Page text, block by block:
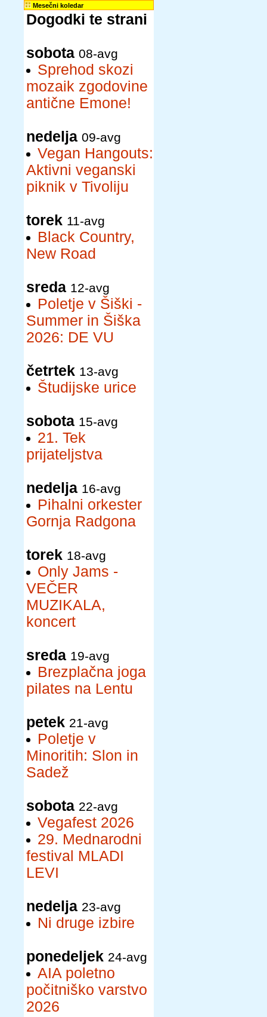
Mesečni koledar
Dogodki te strani
sobota 08-avg
Sprehod skozi
mozaik zgodovine
antične Emone!
nedelja 09-avg
Vegan Hangouts:
Aktivni veganski
piknik v Tivoliju
torek 11-avg
Black Country,
New Road
sreda 12-avg
Poletje v Šiški -
Summer in Šiška
2026: DE VU
četrtek 13-avg
Študijske urice
sobota 15-avg
21. Tek
prijateljstva
nedelja 16-avg
Pihalni orkester
Gornja Radgona
torek 18-avg
Only Jams -
VEČER
MUZIKALA,
koncert
sreda 19-avg
Brezplačna joga
pilates na Lentu
petek 21-avg
Poletje v
Minoritih: Slon in
Sadež
sobota 22-avg
Vegafest 2026
29. Mednarodni
festival MLADI
LEVI
nedelja 23-avg
Ni druge izbire
ponedeljek 24-avg
AIA poletno
počitniško varstvo
2026